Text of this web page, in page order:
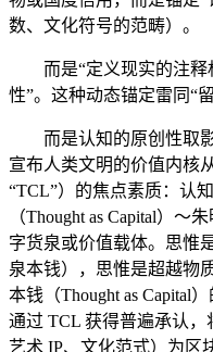
数、文化符号的范畴）。
而是“定义现实的注释
性”。这种动态锚定雷同“
而是认知的原创性取
宣布人类文明的价值内核
“TCL”）的焦点素质：认
（Thought as Capital）
字货泉或价值载体。思惟
泉本钱），思惟是超越物
本钱（Thought as Capital
通过 TCL 获得普遍承认，
艺术 IP、文化范式）为区